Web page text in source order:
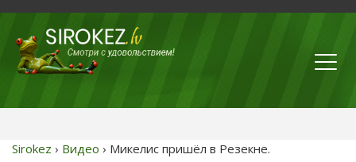
Sirokez › Видео › Микелис пришёл в Резекне.